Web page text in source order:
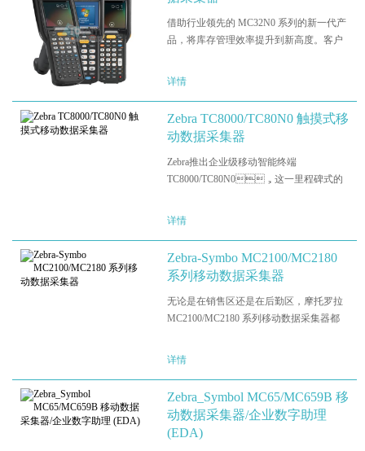
借助行业领先的 MC32N0 系列的新一代产
品，将库存管理效率提升到新高度。客户
存管理密不可分。您需要始终掌控库存信
详情
Zebra TC8000/TC80N0 触摸式移
动数据采集器
Zebra推出企业级移动智能终端
TC8000/TC80N0，这一里程碑式的
轻工人作业疲劳。符合人体工学设计的轻
设…
详情
Zebra-Symbo MC2100/MC2180
系列移动数据采集器
无论是在销售区还是在后勤区，摩托罗拉
MC2100/MC2180 系列移动数据采集器都
取库存数据。MC2100/MC2180 不仅物有
详情
Zebra_Symbol MC65/MC659B 移
动数据采集器/企业数字助理
(EDA)